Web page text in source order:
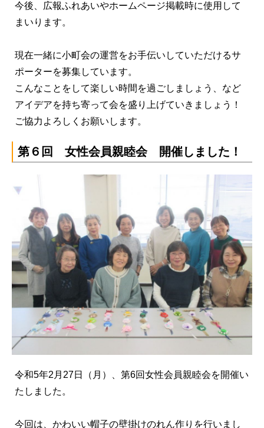
今後、広報ふれあいやホームページ掲載時に使用して
まいります。
現在一緒に小町会の運営をお手伝いしていただけるサ
ポーターを募集しています。
こんなことをして楽しい時間を過ごしましょう、など
アイデアを持ち寄って会を盛り上げていきましょう！
ご協力よろしくお願いします。
第６回 女性会員親睦会 開催しました！
令和5年2月27日（月）、第6回女性会員親睦会を開催い
たしました。
今回は、かわいい帽子の壁掛けのれん作りを行いまし